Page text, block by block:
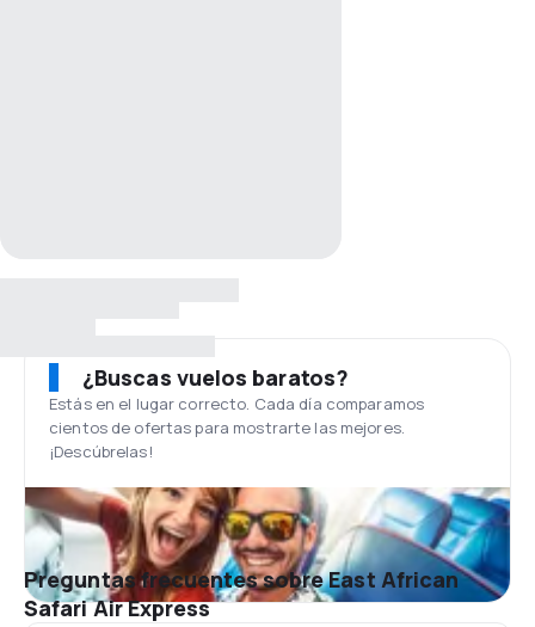
¿Buscas vuelos baratos?
Estás en el lugar correcto. Cada día comparamos
cientos de ofertas para mostrarte las mejores.
¡Descúbrelas!
Preguntas frecuentes sobre East African
Safari Air Express